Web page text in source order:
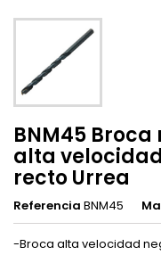
BNM45
alta
recto Urrea
Referencia BNM45
-Broca alta velocidad